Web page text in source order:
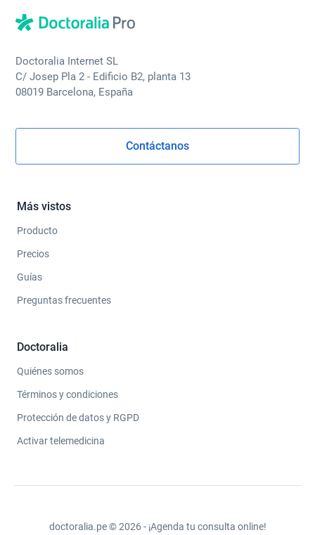
Doctoralia Internet SL
C/ Josep Pla 2 - Edificio B2, planta 13
08019 Barcelona, España
Contáctanos
Más vistos
Producto
Precios
Guías
Preguntas frecuentes
Doctoralia
Quiénes somos
Términos y condiciones
Protección de datos y RGPD
Activar telemedicina
doctoralia.pe © 2026 - ¡Agenda tu consulta online!